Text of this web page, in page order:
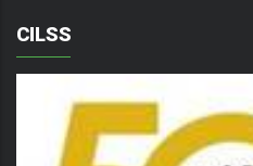
CILSS